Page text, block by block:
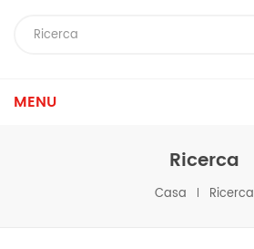
MENU
Ricerca
Casa Ricerca